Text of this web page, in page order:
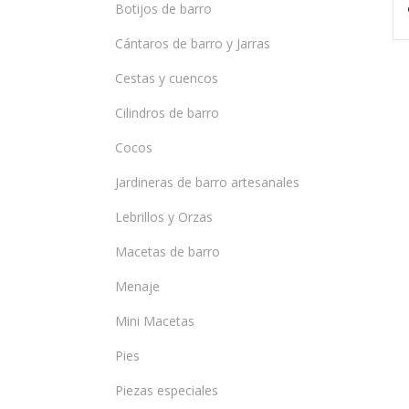
Botijos de barro
Cántaros de barro y Jarras
Cestas y cuencos
Cilindros de barro
Cocos
Jardineras de barro artesanales
Lebrillos y Orzas
Macetas de barro
Menaje
Mini Macetas
Pies
Piezas especiales